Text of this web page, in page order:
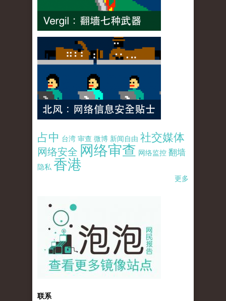
占中 台湾 审查 微博 新闻自由 社交媒体
网络安全 网络审查 网络监控 翻墙
隐私 香港
更多
pao-pao-banner-mirror-site-120814.jpg
联系